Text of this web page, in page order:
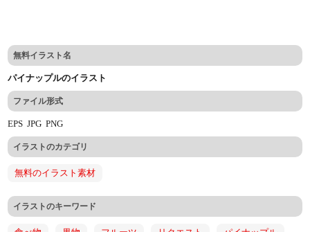
無料イラスト名
パイナップルのイラスト
ファイル形式
EPSJPGPNG
イラストのカテゴリ
無料のイラスト素材
イラストのキーワード